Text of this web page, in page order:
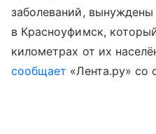
заболеваний,
в Красноуфимск,
километрах от их
сообщает «Лента.ру» со